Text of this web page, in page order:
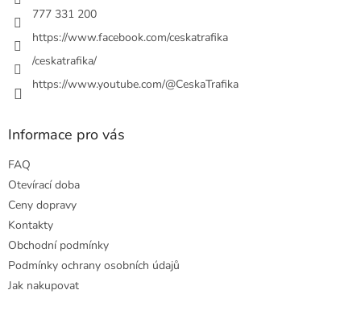
777 331 200
https://www.facebook.com/ceskatrafika
/ceskatrafika/
https://www.youtube.com/@CeskaTrafika
Informace pro vás
FAQ
Otevírací doba
Ceny dopravy
Kontakty
Obchodní podmínky
Podmínky ochrany osobních údajů
Jak nakupovat